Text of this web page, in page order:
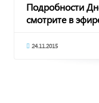
Подробности
смотрите в
24.11.2015